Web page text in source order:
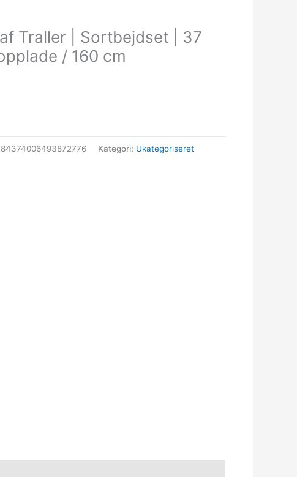
Traller | Sortbejdset | 37
/ 160 cm
Kategori: Ukategoriseret